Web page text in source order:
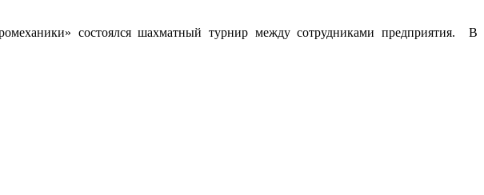
состоялся шахматный турнир между сотрудниками предприятия.
В